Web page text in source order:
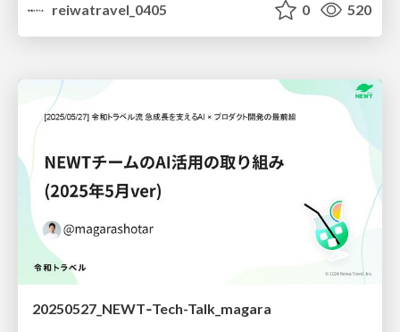
reiwatravel_0405
0 520
20250527_NEWT‐Tech-Talk_magara